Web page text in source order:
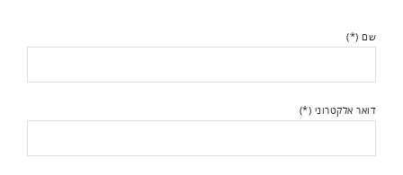
שם (*)
דואר אלקטרוני (*)